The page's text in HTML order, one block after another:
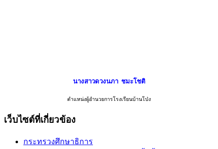
นางสาวดวงนภา ชมะโชติ
ตำแหน่งผู้อำนวยการโรงเรียนบ้านโป่ง
เว็บไซต์ที่เกี่ยวข้อง
กระทรวงศึกษาธิการ